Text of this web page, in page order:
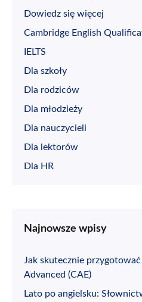
Dowiedz się więcej
Cambridge English
IELTS
Dla szkoły
Dla rodziców
Dla młodzieży
Dla nauczycieli
Dla lektorów
Dla HR
Najnowsze wpisy
Jak skutecznie przygotować
Advanced (CAE)
Lato po angielsku: